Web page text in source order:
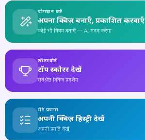
योगदान करें
अपना क्विज़ बनाएँ, प्रकाशित करवाएँ
कोई भी विषय बताएँ — AI मदद करेगा
लीडरबोर्ड
टॉप स्कोरर देखें
सर्वश्रेष्ठ क्विज़ प्रदर्शन
मेरे प्रयास
अपनी क्विज़ हिस्ट्री देखें
अपनी प्रगति देखें